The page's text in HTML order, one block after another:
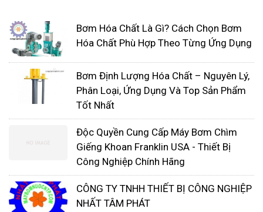
Bơm Hóa Chất Là Gì? Cách Chọn Bơm
Hóa Chất Phù Hợp Theo Từng Ứng Dụng
Bơm Định Lượng Hóa Chất – Nguyên Lý,
Phân Loại, Ứng Dụng Và Top Sản Phẩm
Tốt Nhất
Độc Quyền Cung Cấp Máy Bơm Chìm
Giếng Khoan Franklin USA - Thiết Bị
Công Nghiệp Chính Hãng
CÔNG TY TNHH THIẾT BỊ CÔNG NGHIỆP
NHẤT TÂM PHÁT